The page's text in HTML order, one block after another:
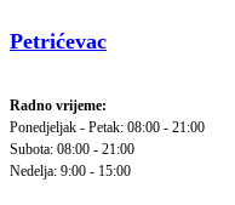
Petrićevac
Radno vrijeme:
Ponedjeljak - Petak: 08:00 - 21:00
Subota: 08:00 - 21:00
Nedelja: 9:00 - 15:00